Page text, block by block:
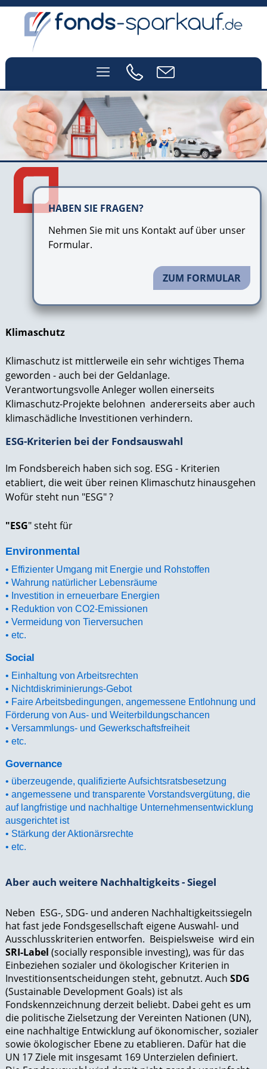
HABEN SIE FRAGEN?
Nehmen Sie mit uns Kontakt auf über unser
Formular.
ZUM FORMULAR
Klimaschutz
Klimaschutz ist mittlerweile ein sehr wichtiges Thema
geworden - auch bei der Geldanlage.
Verantwortungsvolle Anleger wollen einerseits
Klimaschutz-Projekte belohnen andererseits aber auch
klimaschädliche Investitionen verhindern.
ESG-Kriterien bei der Fondsauswahl
Im Fondsbereich haben sich sog. ESG - Kriterien
etabliert, die weit über reinen Klimaschutz hinausgehen
Wofür steht nun "ESG" ?
"ESG" steht für
Environmental
• Effizienter Umgang mit Energie und Rohstoffen
• Wahrung natürlicher Lebensräume
• Investition in erneuerbare Energien
• Reduktion von CO2-Emissionen
• Vermeidung von Tierversuchen
• etc.
Social
• Einhaltung von Arbeitsrechten
• Nichtdiskriminierungs-Gebot
• Faire Arbeitsbedingungen, angemessene Entlohnung und
Förderung von Aus- und Weiterbildungschancen
• Versammlungs- und Gewerkschaftsfreiheit
• etc.
Governance
• überzeugende, qualifizierte Aufsichtsratsbesetzung
• angemessene und transparente Vorstandsvergütung, die
auf langfristige und nachhaltige Unternehmensentwicklung
ausgerichtet ist
• Stärkung der Aktionärsrechte
• etc.
Aber auch weitere Nachhaltigkeits - Siegel
Neben ESG-, SDG- und anderen Nachhaltigkeitssiegeln
hat fast jede Fondsgesellschaft eigene Auswahl- und
Ausschlusskriterien entworfen. Beispielsweise wird ein
SRI-Label (socially responsible investing), was für das
Einbeziehen sozialer und ökologischer Kriterien in
Investitionsentscheidungen steht, gebnutzt. Auch SDG
(Sustainable Development Goals) ist als
Fondskennzeichnung derzeit beliebt. Dabei geht es um
die politische Zielsetzung der Vereinten Nationen (UN),
eine nachhaltige Entwicklung auf ökonomischer, sozialer
sowie ökologischer Ebene zu etablieren. Dafür hat die
UN 17 Ziele mit insgesamt 169 Unterzielen definiert.